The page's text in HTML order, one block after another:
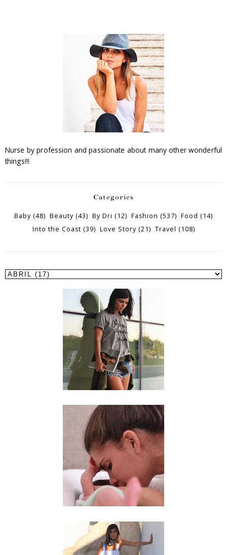
Nurse by profession and passionate about many other wonderful
things!!!
Categories
Baby (48) Beauty (43) By Dri (12) Fashion (537) Food (14)
Into the Coast (39) Love Story (21) Travel (108)